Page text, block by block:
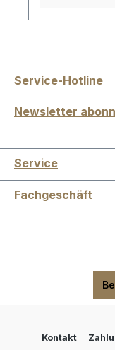
Service-Hotline
Newsletter
Service
Fachgeschäft
Kontakt